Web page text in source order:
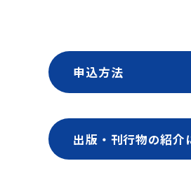
申込方法
出版・刊行物の紹介